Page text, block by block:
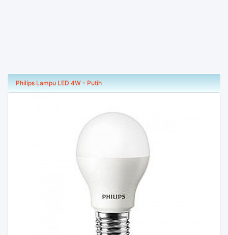
Philips Lampu LED 4W - Putih